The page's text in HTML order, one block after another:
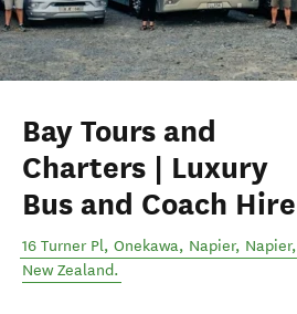
Bay Tours and
Charters | Luxury
Bus and Coach Hire
16 Turner Pl, Onekawa, Napier, Napier,
New Zealand.